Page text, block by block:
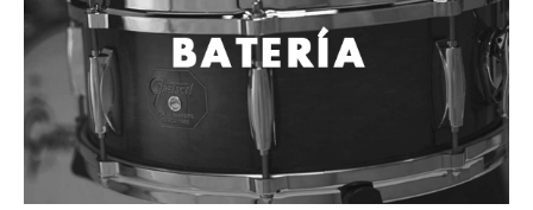
Accesorios
Controladores
Tornamesa
Mezcladora